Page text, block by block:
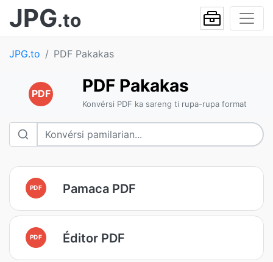
JPG.to
JPG.to PDF Pakakas
PDF PDF Pakakas
Konvérsi PDF ka sareng ti rupa-rupa format
PDF Pamaca PDF
PDF Éditor PDF